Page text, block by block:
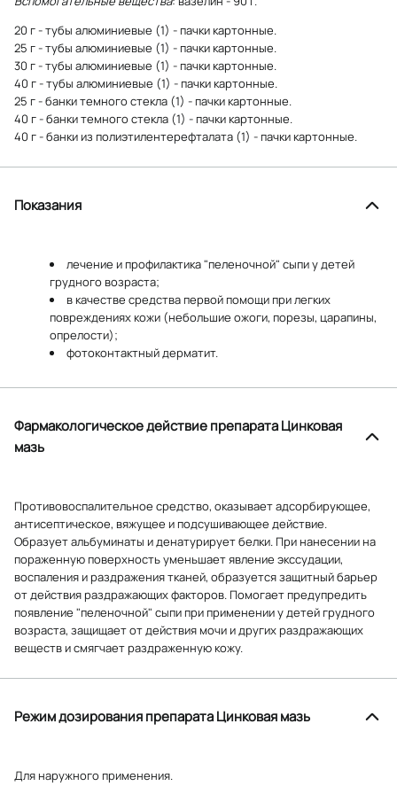
20 г - тубы алюминиевые (1) - пачки картонные.
25 г - тубы алюминиевые (1) - пачки картонные.
30 г - тубы алюминиевые (1) - пачки картонные.
40 г - тубы алюминиевые (1) - пачки картонные.
25 г - банки темного стекла (1) - пачки картонные.
40 г - банки темного стекла (1) - пачки картонные.
40 г - банки из полиэтилентерефталата (1) - пачки картонные.
Показания
лечение и профилактика "пеленочной" сыпи у детей
грудного возраста;
в качестве средства первой помощи при легких
повреждениях кожи (небольшие ожоги, порезы, царапины,
опрелости);
фотоконтактный дерматит.
Фармакологическое действие препарата Цинковая
мазь
Противовоспалительное средство, оказывает адсорбирующее,
антисептическое, вяжущее и подсушивающее действие.
Образует альбуминаты и денатурирует белки. При нанесении на
пораженную поверхность уменьшает явление экссудации,
воспаления и раздражения тканей, образуется защитный барьер
от действия раздражающих факторов. Помогает предупредить
появление "пеленочной" сыпи при применении у детей грудного
возраста, защищает от действия мочи и других раздражающих
веществ и смягчает раздраженную кожу.
Режим дозирования препарата Цинковая мазь
Для наружного применения.